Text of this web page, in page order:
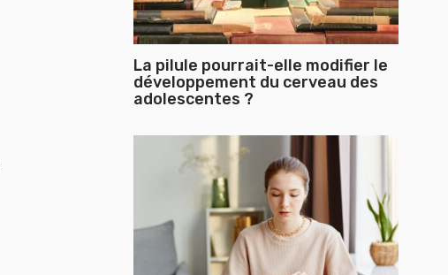
La pilule pourrait-elle modifier le
développement du cerveau des
adolescentes ?